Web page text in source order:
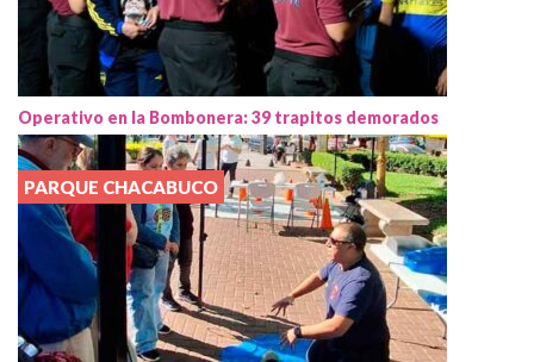
Operativo en la Bombonera: 39 trapitos demorados
PARQUE CHACABUCO